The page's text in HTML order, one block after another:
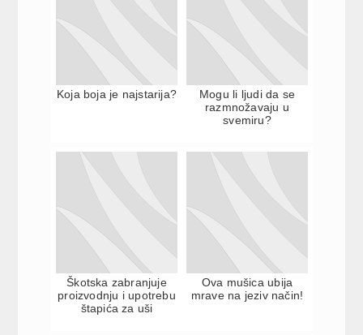
Koja boja je najstarija?
Mogu li ljudi da se
razmnožavaju u
svemiru?
Škotska zabranjuje
proizvodnju i upotrebu
štapića za uši
Ova mušica ubija
mrave na jeziv način!